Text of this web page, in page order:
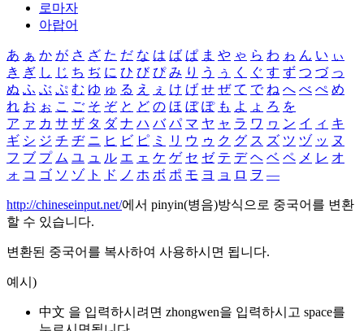
로마자
아랍어
あ ぁ か が さ ざ た だ な は ば ぱ ま や ゃ ら わ ゎ ん い ぃ
き ぎ し じ ち ぢ に ひ び ぴ み り う ぅ く ぐ す ず つ づ っ
ぬ ふ ぶ ぷ む ゆ ゅ る え ぇ け げ せ ぜ て で ね へ べ ぺ め
れ お ぉ こ ご そ ぞ と ど の ほ ぼ ぽ も よ ょ ろ を
ア ァ カ サ ザ タ ダ ナ ハ バ パ マ ヤ ャ ラ ワ ヮ ン イ ィ キ
ギ シ ジ チ ヂ ニ ヒ ビ ピ ミ リ ウ ゥ ク グ ス ズ ツ ヅ ッ ヌ
フ ブ プ ム ユ ュ ル エ ェ ケ ゲ セ ゼ テ デ ヘ ベ ペ メ レ オ
ォ コ ゴ ソ ゾ ト ド ノ ホ ボ ポ モ ヨ ョ ロ ヲ ―
http://chineseinput.net/에서 pinyin(병음)방식으로 중국어를 변환
할 수 있습니다.
변환된 중국어를 복사하여 사용하시면 됩니다.
예시)
中文 을 입력하시려면 zhongwen을 입력하시고 space를